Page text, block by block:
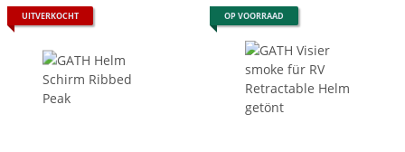
UITVERKOCHT OP VOORRAAD